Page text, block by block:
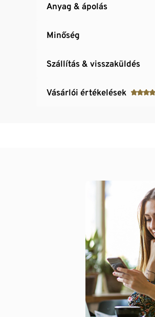
Anyag & ápolás
Minőség
Szállítás & visszaküldés
Vásárlói értékelések